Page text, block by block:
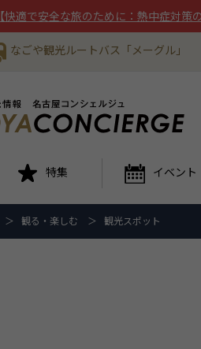
【快適で安全な旅のために：熱中症対
なごや観光ルートバス「メーグル」
特集 イベント
観る・楽しむ 観光スポット